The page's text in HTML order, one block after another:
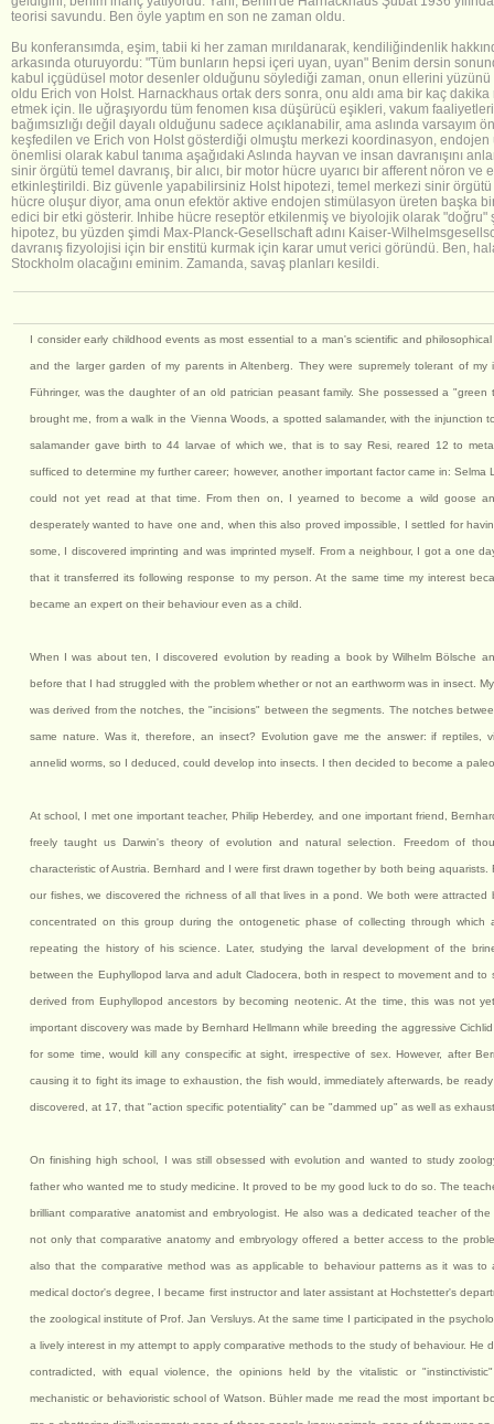
teorisi savundu. Ben öyle yaptım en son ne zaman oldu.
Bu konferansımda, eşim, tabii ki her zaman mırıldanarak, kendiliğindenlik
arkasında oturuyordu: "Tüm bunların hepsi içeri uyan, uyan" Benim dersin
kabul içgüdüsel motor desenler olduğunu söylediği zaman, onun ellerini yüzünü
oldu Erich von Holst. Harnackhaus ortak ders sonra, onu aldı ama bir kaç
etmek için. Ile uğraşıyordu tüm fenomen kısa düşürücü eşikleri, vakum
bağımsızlığı değil dayalı olduğunu sadece açıklanabilir, ama aslında varsayım
keşfedilen ve Erich von Holst gösterdiği olmuştu merkezi koordinasyon,
önemlisi olarak kabul tanıma aşağıdaki Aslında hayvan ve insan davranışını
sinir örgütü temel davranış, bir alıcı, bir motor hücre uyarıcı bir afferent nöron
etkinleştirildi. Biz güvenle yapabilirsiniz Holst hipotezi, temel merkezi sinir örgütü
hücre oluşur diyor, ama onun efektör aktive endojen stimülasyon üreten başka
edici bir etki gösterir. Inhibe hücre reseptör etkilenmiş ve biyolojik olarak
hipotez, bu yüzden şimdi Max-Planck-Gesellschaft adını Kaiser-
davranış fizyolojisi için bir enstitü kurmak için karar umut verici göründü. Ben,
Stockholm olacağını eminim. Zamanda, savaş planları kesildi.
I consider early childhood events as most essential to a man's scientific and
and the larger garden of my parents in Altenberg. They were supremely tolerant of my
Führinger, was the daughter of an old patrician peasant family. She possessed a "green
brought me, from a walk in the Vienna Woods, a spotted salamander, with the injunction
salamander gave birth to 44 larvae of which we, that is to say Resi, reared 12 to
sufficed to determine my further career; however, another important factor came in: Selma
could not yet read at that time. From then on, I yearned to become a wild goose
desperately wanted to have one and, when this also proved impossible, I settled for
some, I discovered imprinting and was imprinted myself. From a neighbour, I got a one
that it transferred its following response to my person. At the same time my interest
became an expert on their behaviour even as a child.
When I was about ten, I discovered evolution by reading a book by Wilhelm Bölsche
before that I had struggled with the problem whether or not an earthworm was in insect.
was derived from the notches, the "incisions" between the segments. The notches
same nature. Was it, therefore, an insect? Evolution gave me the answer: if reptiles,
annelid worms, so I deduced, could develop into insects. I then decided to become a
At school, I met one important teacher, Philip Heberdey, and one important friend,
freely taught us Darwin's theory of evolution and natural selection. Freedom of
characteristic of Austria. Bernhard and I were first drawn together by both being
our fishes, we discovered the richness of all that lives in a pond. We both were attracted
concentrated on this group during the ontogenetic phase of collecting through which
repeating the history of his science. Later, studying the larval development of the
between the Euphyllopod larva and adult Cladocera, both in respect to movement and to
derived from Euphyllopod ancestors by becoming neotenic. At the time, this was not
important discovery was made by Bernhard Hellmann while breeding the aggressive
for some time, would kill any conspecific at sight, irrespective of sex. However, after
causing it to fight its image to exhaustion, the fish would, immediately afterwards, be
discovered, at 17, that "action specific potentiality" can be "dammed up" as well as
On finishing high school, I was still obsessed with evolution and wanted to study
father who wanted me to study medicine. It proved to be my good luck to do so. The
brilliant comparative anatomist and embryologist. He also was a dedicated teacher of
not only that comparative anatomy and embryology offered a better access to the
also that the comparative method was as applicable to behaviour patterns as it was to
medical doctor's degree, I became first instructor and later assistant at Hochstetter's
the zoological institute of Prof. Jan Versluys. At the same time I participated in the
a lively interest in my attempt to apply comparative methods to the study of behaviour. He
contradicted, with equal violence, the opinions held by the vitalistic or
mechanistic or behavioristic school of Watson. Bühler made me read the most important